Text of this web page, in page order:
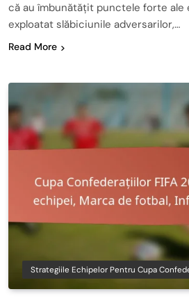
că au îmbunătățit punctele forte ale
exploatat slăbiciunile adversarilor,…
Read More
Strategiile Echipelor Pentru Cupa